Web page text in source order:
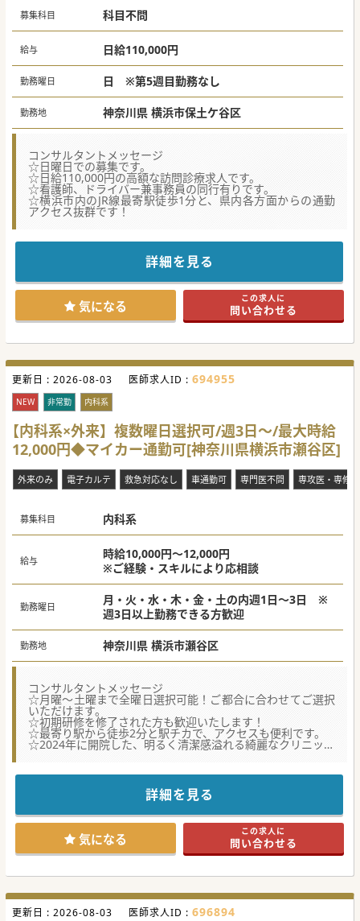
募集科目 科目不問
給与 日給110,000円
勤務曜日 日 ※第5週目勤務なし
勤務地 神奈川県 横浜市保土ケ谷区
コンサルタントメッセージ
☆日曜日での募集です。
☆日給110,000円の高額な訪問診療求人です。
☆看護師、ドライバー兼事務員の同行有りです。
☆横浜市内のJR線最寄駅徒歩1分と、県内各方面からの通勤
アクセス抜群です！
詳細を見る
気になる この求人に
問い合わせる
更新日 : 2026-08-03 医師求人ID : 694955
NEW 非常勤 内科系
【内科系×外来】複数曜日選択可/週3日～/最大時給
12,000円◆マイカー通勤可[神奈川県横浜市瀬谷区]
外来のみ 電子カルテ 救急対応なし 車通勤可 専門医不問 専攻医・専修
募集科目 内科系
給与
時給10,000円〜12,000円
※ご経験・スキルにより応相談
勤務曜日
月・火・水・木・金・土の内週1日～3日 ※
週3日以上勤務できる方歓迎
勤務地 神奈川県 横浜市瀬谷区
コンサルタントメッセージ
☆月曜～土曜まで全曜日選択可能！ご都合に合わせてご選択
いただけます。
☆初期研修を修了された方も歓迎いたします！
☆最寄り駅から徒歩2分と駅チカで、アクセスも便利です。
☆2024年に開院した、明るく清潔感溢れる綺麗なクリニック
です。
詳細を見る
気になる この求人に
問い合わせる
更新日 : 2026-08-03 医師求人ID : 696894